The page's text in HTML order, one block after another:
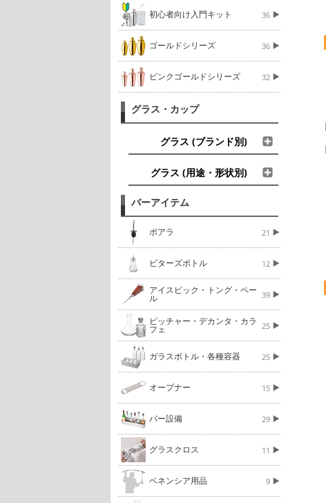
初心者向け入門キット 36
ゴールドシリーズ 36
ピンクゴールドシリーズ 32
グラス・カップ
グラス (ブランド別)
グラス (用途・形状別)
バーアイテム
ポアラ 21
ビターズボトル 12
アイスピック・トング・ペー
ル 39
ピッチャー・デカンタ・カラ
フェ 25
ガラスボトル・各種容器 25
オープナー 15
バー設備 29
グラスクロス 11
ベネンシア用品 9